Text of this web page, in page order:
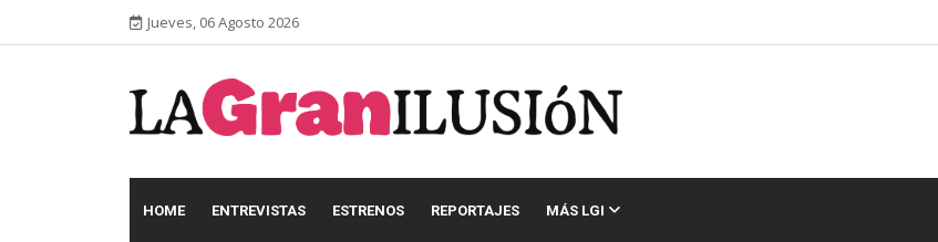
Jueves, 06 Agosto 2026
HOME ENTREVISTAS ESTRENOS REPORTAJES MÁS LGI